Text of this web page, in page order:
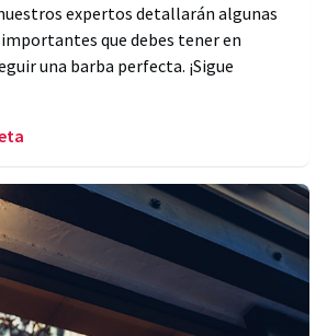
expertos detallarán algunas
que debes tener en
una barba perfecta. ¡Sigue